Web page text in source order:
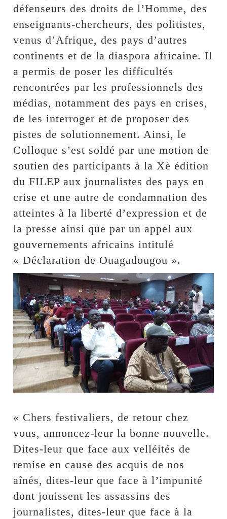
défenseurs des droits de l’Homme, des
enseignants-chercheurs, des politistes,
venus d’Afrique, des pays d’autres
continents et de la diaspora africaine. Il
a permis de poser les difficultés
rencontrées par les professionnels des
médias, notamment des pays en crises,
de les interroger et de proposer des
pistes de solutionnement. Ainsi, le
Colloque s’est soldé par une motion de
soutien des participants à la Xè édition
du FILEP aux journalistes des pays en
crise et une autre de condamnation des
atteintes à la liberté d’expression et de
la presse ainsi que par un appel aux
gouvernements africains intitulé
« Déclaration de Ouagadougou ».
« Chers festivaliers, de retour chez
vous, annoncez-leur la bonne nouvelle.
Dites-leur que face aux velléités de
remise en cause des acquis de nos
aînés, dites-leur que face à l’impunité
dont jouissent les assassins des
journalistes, dites-leur que face à la